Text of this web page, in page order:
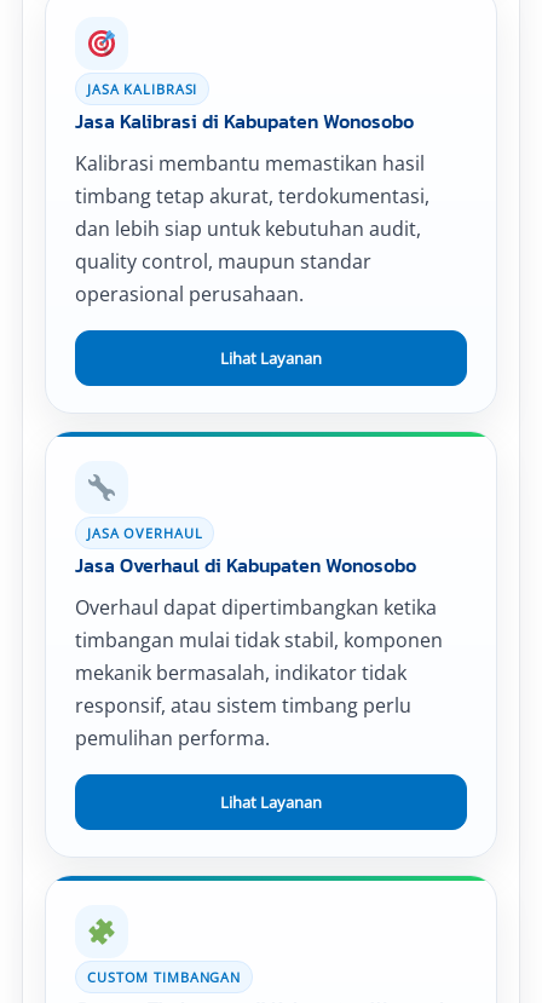
JASA KALIBRASI
Jasa Kalibrasi di Kabupaten Wonosobo
Kalibrasi membantu memastikan hasil
timbang tetap akurat, terdokumentasi,
dan lebih siap untuk kebutuhan audit,
quality control, maupun standar
operasional perusahaan.
Lihat Layanan
JASA OVERHAUL
Jasa Overhaul di Kabupaten Wonosobo
Overhaul dapat dipertimbangkan ketika
timbangan mulai tidak stabil, komponen
mekanik bermasalah, indikator tidak
responsif, atau sistem timbang perlu
pemulihan performa.
Lihat Layanan
CUSTOM TIMBANGAN